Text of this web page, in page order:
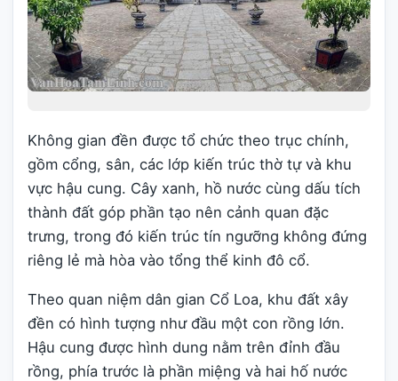
Không gian đền được tổ chức theo trục chính,
gồm cổng, sân, các lớp kiến trúc thờ tự và khu
vực hậu cung. Cây xanh, hồ nước cùng dấu tích
thành đất góp phần tạo nên cảnh quan đặc
trưng, trong đó kiến trúc tín ngưỡng không đứng
riêng lẻ mà hòa vào tổng thể kinh đô cổ.
Theo quan niệm dân gian Cổ Loa, khu đất xây
đền có hình tượng như đầu một con rồng lớn.
Hậu cung được hình dung nằm trên đỉnh đầu
rồng, phía trước là phần miệng và hai hố nước